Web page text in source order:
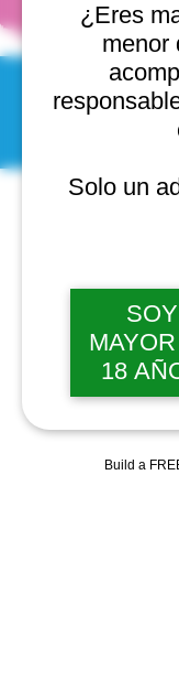
¿Eres
menor
Solo un
SOY
18
Build a